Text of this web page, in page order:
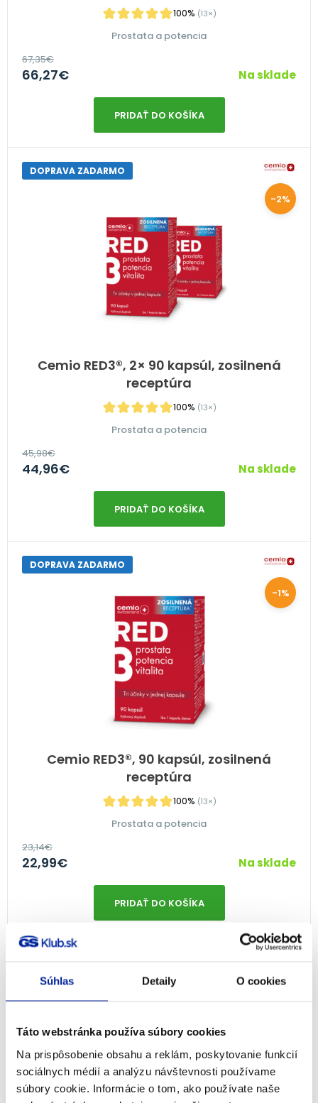
Súhlas Detaily O cookies
Táto webstránka používa súbory cookies
Na prispôsobenie obsahu a reklám, poskytovanie funkcií
sociálnych médií a analýzu návštevnosti používame
súbory cookie. Informácie o tom, ako používate naše
100% (13×)
Prostata a potencia
67,35€
66,27€ Na sklade
PRIDAŤ DO KOŠÍKA
Cemio RED3®, 2× 90 kapsúl, zosilnená
receptúra
100% (13×)
DOPRAVA ZADARMO
Prostata a potencia
-2%
45,98€
44,96€ Na sklade
PRIDAŤ DO KOŠÍKA
Cemio RED3®, 90 kapsúl, zosilnená
receptúra
100% (13×)
DOPRAVA ZADARMO
Prostata a potencia
-1%
23,14€
22,99€ Na sklade
PRIDAŤ DO KOŠÍKA